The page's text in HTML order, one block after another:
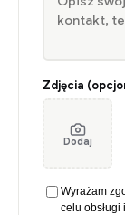
Zdjęcia
Dodaj
Wyrażam
celu